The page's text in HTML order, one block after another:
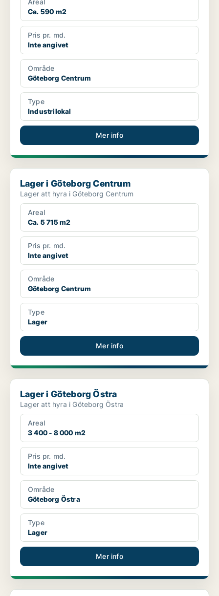
Areal
Ca. 590 m2
Pris pr. md.
Inte angivet
Område
Göteborg Centrum
Type
Industrilokal
Mer info
Lager i Göteborg Centrum
Lager i Göteborg Centrum
Lager att hyra i Göteborg Centrum
Areal
Ca. 5 715 m2
Pris pr. md.
Inte angivet
Område
Göteborg Centrum
Type
Lager
Mer info
Lager i Göteborg Östra
Lager i Göteborg Östra
Lager att hyra i Göteborg Östra
Areal
3 400 - 8 000 m2
Pris pr. md.
Inte angivet
Område
Göteborg Östra
Type
Lager
Mer info
Industrilokal i Norra hisingen